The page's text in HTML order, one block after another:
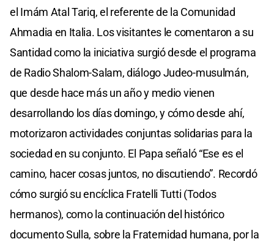
el Imám Atal Tariq, el referente de la Comunidad
Ahmadia en Italia. Los visitantes le comentaron a su
Santidad como la iniciativa surgió desde el programa
de Radio Shalom-Salam, diálogo Judeo-musulmán,
que desde hace más un año y medio vienen
desarrollando los días domingo, y cómo desde ahí,
motorizaron actividades conjuntas solidarias para la
sociedad en su conjunto. El Papa señaló “Ese es el
camino, hacer cosas juntos, no discutiendo”. Recordó
cómo surgió su encíclica Fratelli Tutti (Todos
hermanos), como la continuación del histórico
documento Sulla, sobre la Fraternidad humana, por la